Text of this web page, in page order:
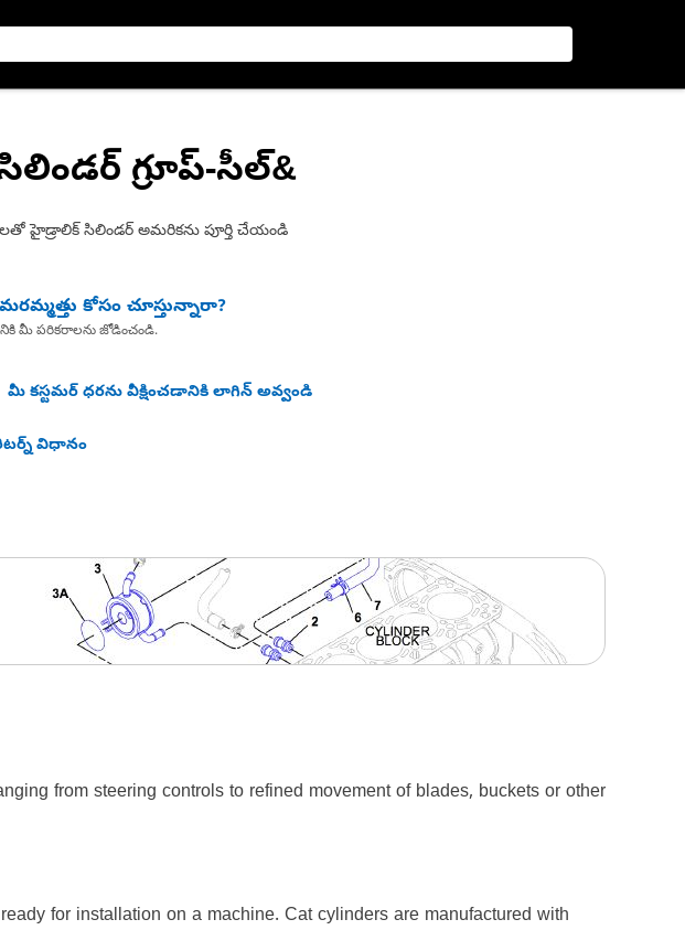
గ్రూప్-సీల్&
హైడ్రాలిక్ సిలిండర్ అమరికను పూర్తి చేయండి
కోసం చూస్తున్నారా?
మీ పరికరాలను జోడించండి.
మీ కస్టమర్ ధరను వీక్షించడానికి లాగిన్ అవ్వండి
విధానం
from steering controls to refined movement of blades, buckets or other
for installation on a machine. Cat cylinders are manufactured with